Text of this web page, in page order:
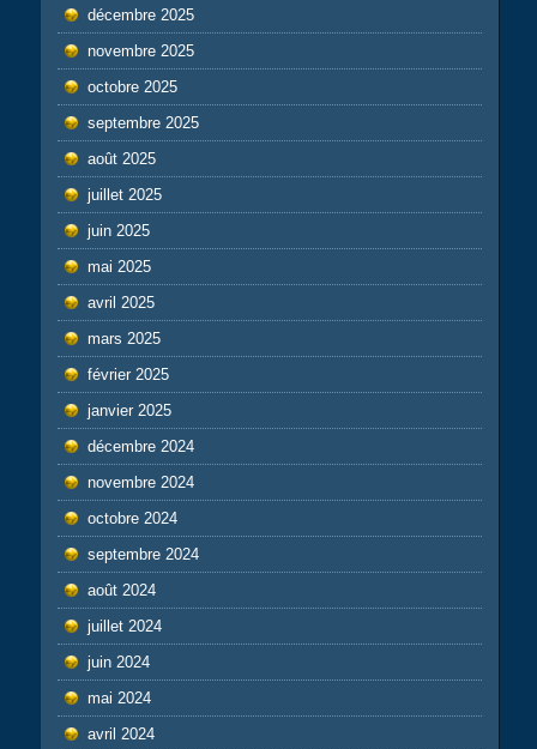
décembre 2025
novembre 2025
octobre 2025
septembre 2025
août 2025
juillet 2025
juin 2025
mai 2025
avril 2025
mars 2025
février 2025
janvier 2025
décembre 2024
novembre 2024
octobre 2024
septembre 2024
août 2024
juillet 2024
juin 2024
mai 2024
avril 2024